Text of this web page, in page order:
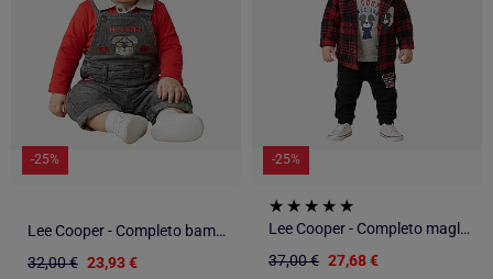
-25%
Lee Cooper - Completo bambino composto da piumino maglietta a maniche lunghe e jeans
32,00 € 23,93 €
-25%
Lee Cooper - Completo maglietta a maniche lunghe con giacca e pantalone neonato
37,00 € 27,68 €